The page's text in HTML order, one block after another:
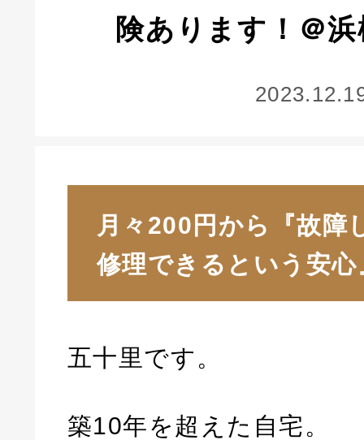
険あります！＠
月々200円から『故障
修理できるという安心
五十里です。
築10年を超えた自宅。